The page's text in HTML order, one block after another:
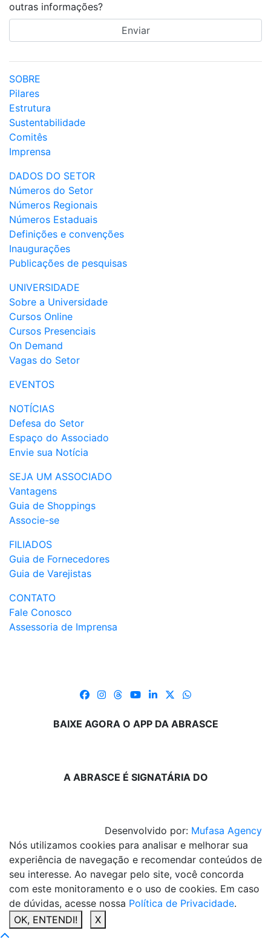
outras informações?
SOBRE
Pilares
Estrutura
Sustentabilidade
Comitês
Imprensa
DADOS DO SETOR
Números do Setor
Números Regionais
Números Estaduais
Definições e convenções
Inaugurações
Publicações de pesquisas
UNIVERSIDADE
Sobre a Universidade
Cursos Online
Cursos Presenciais
On Demand
Vagas do Setor
EVENTOS
NOTÍCIAS
Defesa do Setor
Espaço do Associado
Envie sua Notícia
SEJA UM ASSOCIADO
Vantagens
Guia de Shoppings
Associe-se
FILIADOS
Guia de Fornecedores
Guia de Varejistas
CONTATO
Fale Conosco
Assessoria de Imprensa
BAIXE AGORA O APP DA ABRASCE
A ABRASCE É SIGNATÁRIA DO
Desenvolvido por: Mufasa Agency
Nós utilizamos cookies para analisar e melhorar sua
experiência de navegação e recomendar conteúdos de
seu interesse. Ao navegar pelo site, você concorda
com este monitoramento e o uso de cookies. Em caso
de dúvidas, acesse nossa Política de Privacidade.
OK, ENTENDI!
X